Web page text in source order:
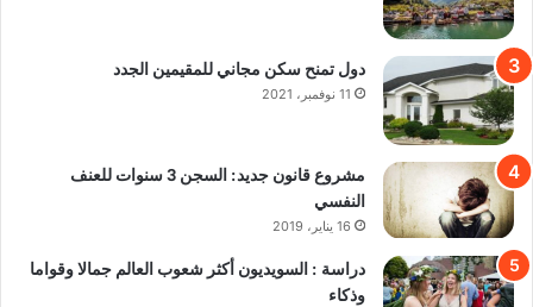
دول تمنح سكن مجاني للمقيمين الجدد
11 نوفمبر، 2021
مشروع قانون جديد: السجن 3 سنوات للعنف
النفسي
16 يناير، 2019
دراسة : السويديون أكثر شعوب العالم جمالا وقواما
وذكاء